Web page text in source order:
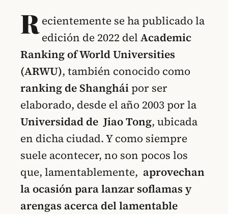
R ecientemente se ha publicado la
edición de 2022 delAcademic
Ranking of World Universities
(ARWU), también conocido como
ranking de Shanghái por ser
elaborado, desde el año 2003 por la
Universidad de Jiao Tong, ubicada
en dicha ciudad. Y como siempre
suele acontecer, no son pocos los
que, lamentablemente, aprovechan
la ocasión para lanzar soflamas y
arengas acerca del lamentable